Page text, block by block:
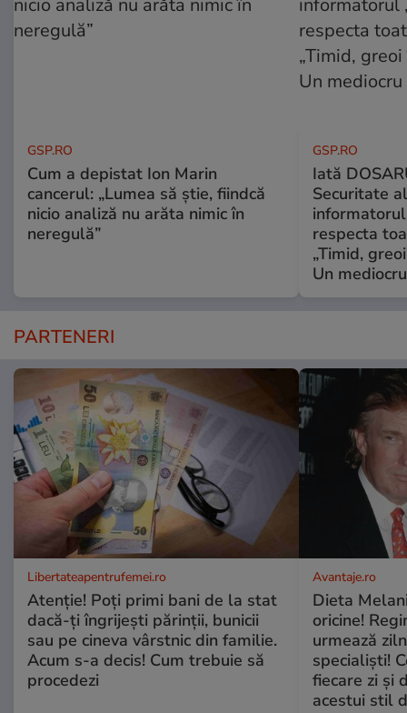
GSP.RO
Cum a depistat Ion Marin
cancerul: „Lumea să știe, fiindcă
nicio analiză nu arăta nimic în
neregulă”
GSP.RO
Iată
Securitate
informatorul
respecta
„Timid,
Un
PARTENERI
Libertateapentrufemei.ro
Atenție! Poți primi bani de la stat
dacă-ți îngrijești părinții, bunicii
sau pe cineva vârstnic din familie.
Acum s-a decis! Cum trebuie să
procedezi
Avantaje.ro
Dieta
oricine!
urmează
specialiști!
fiecare zi și
acestui stil